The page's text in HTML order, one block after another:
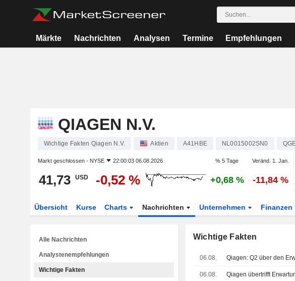
Märkte Nachrichten Analysen Termine Empfehlungen
QIAGEN N.V.
Wichtige Fakten Qiagen N.V. Aktien A41HBE NL0015002SN0
Markt geschlossen - NYSE 22:00:03 06.08.2026 % 5 Tage Veränd. 1. Jan.
41,73 USD -0,52 % +0,68 % -11,84 %
Übersicht Kurse Charts Nachrichten Unternehmen Finanzen
Wichtige Fakten
06.08. Qiagen: Q2 über den
06.08. Qiagen übertrifft
Alle Nachrichten
Analystenempfehlungen
Wichtige Fakten